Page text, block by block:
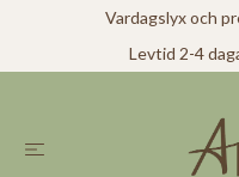
Vardagslyx och
Levtid 2-4